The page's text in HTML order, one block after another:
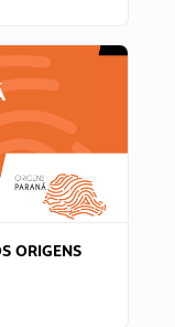
ORIGENS